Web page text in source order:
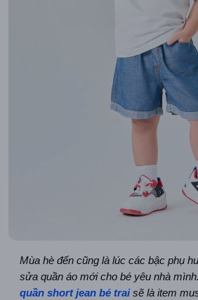
Mùa hè đến cũng là lúc các bậc phụ
quần short jean bé trai sẽ là item